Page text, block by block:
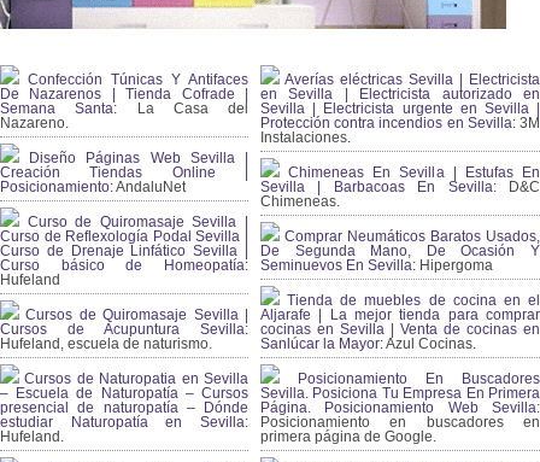
Confección Túnicas Y Antifaces
De Nazarenos | Tienda Cofrade |
Semana Santa: La Casa del
Nazareno.
Diseño Páginas Web Sevilla |
Creación Tiendas Online |
Posicionamiento:AndaluNet
Curso de Quiromasaje Sevilla |
Curso de Reflexología Podal Sevilla |
Curso de Drenaje Linfático Sevilla |
Curso básico de Homeopatía:
Hufeland
Cursos de Quiromasaje Sevilla |
Cursos de Acupuntura Sevilla:
Hufeland, escuela de naturismo.
Cursos de Naturopatia en Sevilla
– Escuela de Naturopatía – Cursos
presencial de naturopatía – Dónde
estudiar Naturopatía en Sevilla:
Hufeland.
Averías eléctricas Sevilla | Electricista
en Sevilla | Electricista autorizado en
Sevilla | Electricista urgente en Sevilla |
Protección contra incendios en Sevilla:3M
Instalaciones.
Chimeneas En Sevilla | Estufas En
Sevilla | Barbacoas En Sevilla:D&C
Chimeneas.
Comprar Neumáticos Baratos Usados,
De Segunda Mano, De Ocasión Y
Seminuevos En Sevilla: Hipergoma
Tienda de muebles de cocina en el
Aljarafe | La mejor tienda para comprar
cocinas en Sevilla | Venta de cocinas en
Sanlúcar la Mayor:Azul Cocinas.
Posicionamiento En Buscadores
Sevilla. Posiciona Tu Empresa En Primera
Página. Posicionamiento Web Sevilla:
Posicionamiento en buscadores en
primera página de Google.